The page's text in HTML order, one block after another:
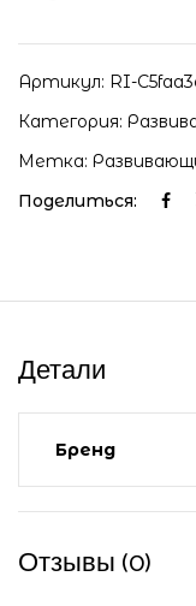
Артикул: RI-
Категория:
Метка:
Поделиться:
Детали
Бренд
Отзывы (0)